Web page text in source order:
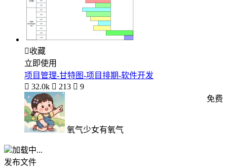
收藏
立即使用
项目管理-甘特图-项目排期-软件开发
 32.0k  213  9
氧气少女有氧气
免费
加载中...
发布文件